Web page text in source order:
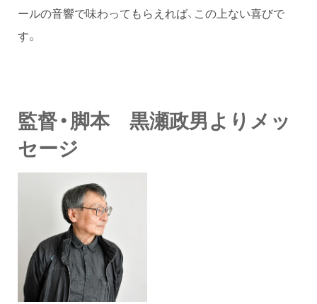
ールの音響で味わってもらえれば、この上ない喜びで
す。
監督・脚本 黒瀬政男よりメッ
セージ